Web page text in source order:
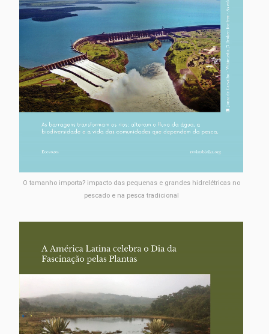
O tamanho importa? impacto das pequenas e grandes hidrelétricas no
pescado e na pesca tradicional